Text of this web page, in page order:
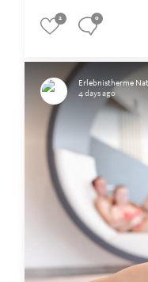
2 0
Erlebnistherme
4 days ago